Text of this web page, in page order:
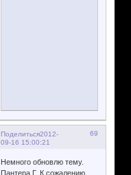
Поделиться 69
2012-
09-16 15:00:21
Немного обновлю тему.
Пантера Г. К сожалению